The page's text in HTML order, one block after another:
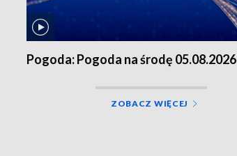
Pogoda: Pogoda na środę 05.08.2026
ZOBACZ WIĘCEJ